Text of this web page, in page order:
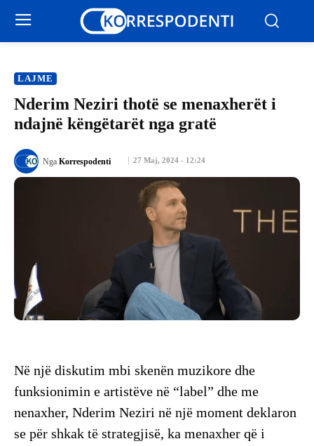
LAJME
Nderim Neziri thotë se menaxherët i
ndajnë këngëtarët nga gratë
27 Maj, 2024 - 12:24
Nga Korrespodenti
Në një diskutim mbi skenën muzikore dhe
funksionimin e artistëve në “label” dhe me
nenaxher, Nderim Neziri në një moment deklaron
se për shkak të strategjisë, ka menaxher që i